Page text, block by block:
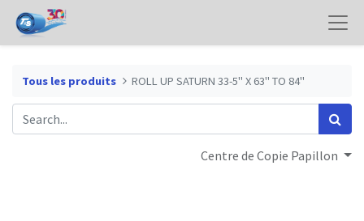
Tous les produits ROLL UP SATURN 33-5" X 63" TO 84"
Centre de Copie Papillon